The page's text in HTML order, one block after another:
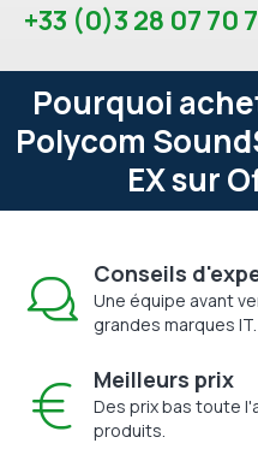
+33 (0)3 28 07 70
Pourquoi
Polycom
EX sur
Conseils
Une équipe avant
grandes marques IT.
Meilleurs prix
Des prix bas toute
produits.